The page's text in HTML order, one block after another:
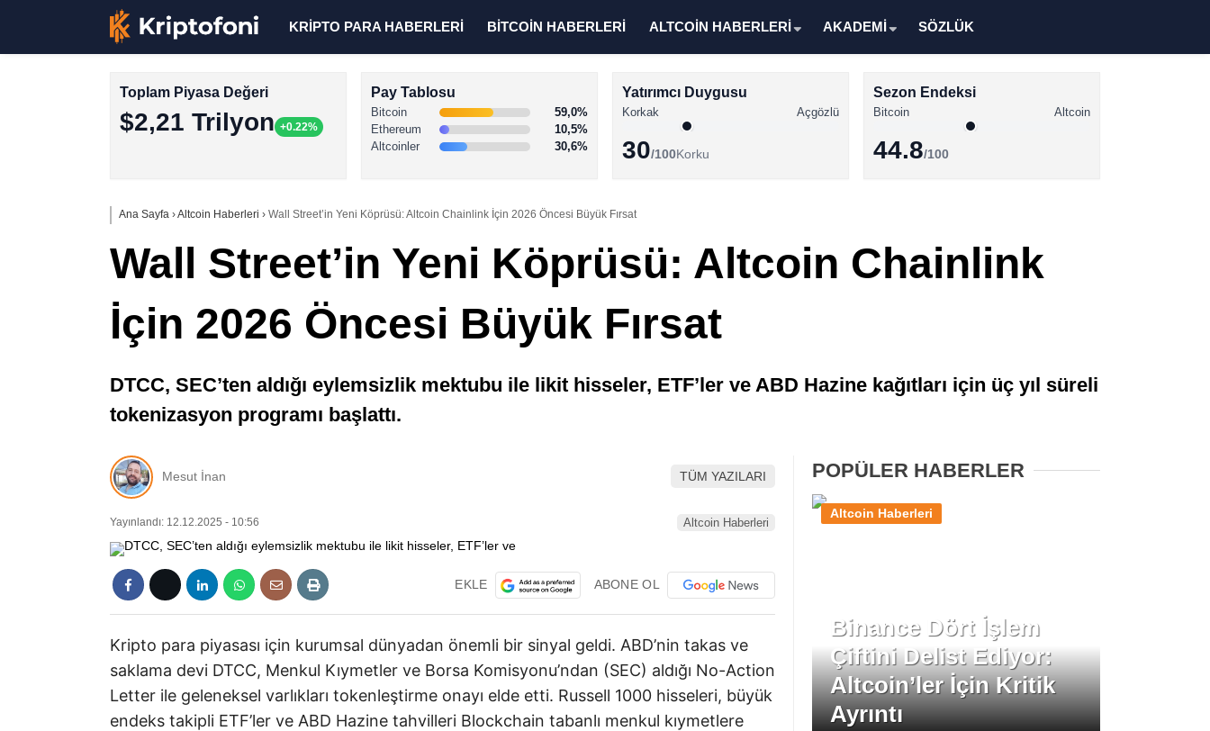
Altcoin Haberleri
Memecoin Haberleri
KRİPTO PARA HABERLERİ BİTCOİN HABERLERİ ALTCOİN HABERLERİ AKADEMİ SÖZLÜK
Toplam Piyasa Değeri
$2,21 Trilyon +0.22%
Pay Tablosu
Bitcoin
59,0%
Ethereum
10,5%
Altcoinler
30,6%
Yatırımcı Duygusu
Korkak Açgözlü
30/100Korku
Sezon Endeksi
Bitcoin Altcoin
44.8/100
Ana Sayfa ›Altcoin Haberleri › Wall Street’in Yeni Köprüsü: Altcoin Chainlink İçin 2026 Öncesi Büyük Fırsat
Wall Street’in Yeni Köprüsü: Altcoin Chainlink
İçin 2026 Öncesi Büyük Fırsat
DTCC, SEC’ten aldığı eylemsizlik mektubu ile likit hisseler, ETF’ler ve ABD Hazine kağıtları için üç yıl süreli
tokenizasyon programı başlattı.
Mesut İnan TÜM YAZILARI
Yayınlandı: 12.12.2025 - 10:56 Altcoin Haberleri
EKLE ABONE OL
Kripto para piyasası için kurumsal dünyadan önemli bir sinyal geldi. ABD’nin takas ve
saklama devi DTCC, Menkul Kıymetler ve Borsa Komisyonu’ndan (SEC) aldığı No-Action
Letter ile geleneksel varlıkları tokenleştirme onayı elde etti. Russell 1000 hisseleri, büyük
endeks takipli ETF’ler ve ABD Hazine tahvilleri Blockchain tabanlı menkul kıymetlere
POPÜLER HABERLER
Binance Dört İşlem
Çiftini Delist Ediyor:
Altcoin’ler İçin Kritik
Ayrıntı
Altcoin Haberleri